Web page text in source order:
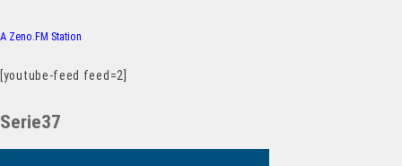
A Zeno.FM Station
[youtube-feed feed=2]
Serie37